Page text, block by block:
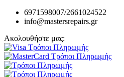
6971598007/2661024522
info@mastersrepairs.gr
Ακολουθήστε μας: